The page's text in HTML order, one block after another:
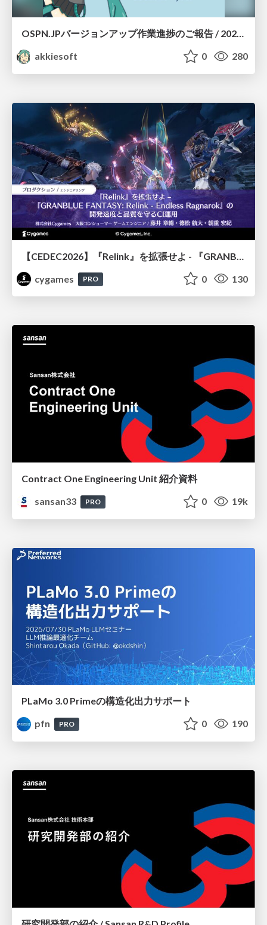
OSPN.JPバージョンアップ作業進捗のご報告 / 20260801-osc26kyoto
akkiesoft
0 280
cygames
PRO 0 130
Contract One Engineering Unit 紹介資料
sansan33
PRO 0 19k
PLaMo 3.0 Primeの構造化出力サポート
pfn
PRO 0 190